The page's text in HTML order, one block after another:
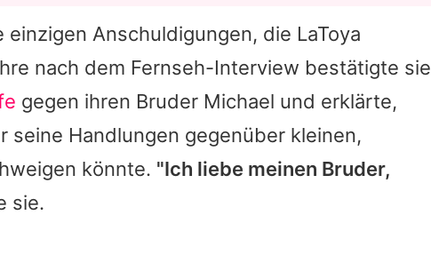
Anschuldigungen, die LaToya
nach dem Fernseh-Interview bestätigte sie
gegen ihren Bruder Michael und erklärte,
seine Handlungen gegenüber kleinen,
könnte. "Ich liebe meinen Bruder,
sie.